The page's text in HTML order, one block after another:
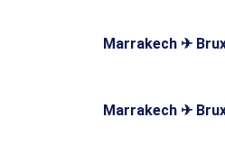
Marrakech ✈
Marrakech ✈